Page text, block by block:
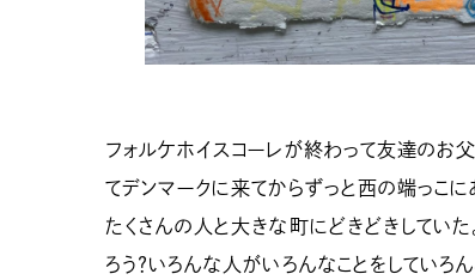
フォルケホイスコーレが終わって友達のお
てデンマークに来てからずっと西の端っこ
たくさんの人と大きな町にどきどきしていた
ろう？いろんな人がいろんなことをしていろ